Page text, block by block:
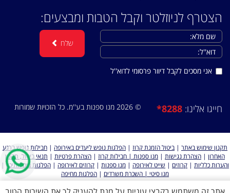
הצטרף לניוזלטר וקבל הטבות ומבצעים:
אני מסכים לקבל דיוור פרסומי לדוא''ל
שלח
חייגו אלינו: *8288 © 2026 מנו ספנות בע''מ. כל הזכויות שמורות
תקנון שימוש באתר | ביטול הזמנת קרוז | הפלגות נופש ליעדים באירופה | חבילות נופש ברגע
האחרון | הצהרת נגישות | מנו ספנות | חבילות קרוז | הצהרת פרטיות | תנאי ביטול, תקנון
והערות כלליות | קרוזים | שייט לאירופה | מנו ספנות | קרוזים לאירופה | הפלגות בים התיכון |
מנו סיטי | השכרת משרדים | הפלגות מחיפה